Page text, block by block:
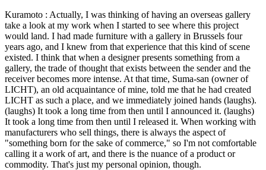
Kuramoto : Actually, I was thinking of having an overseas gallery
take a look at my work when I started to see where this project
would land. I had made furniture with a gallery in Brussels four
years ago, and I knew from that experience that this kind of scene
existed. I think that when a designer presents something from a
gallery, the trade of thought that exists between the sender and the
receiver becomes more intense. At that time, Suma-san (owner of
LICHT), an old acquaintance of mine, told me that he had created
LICHT as such a place, and we immediately joined hands (laughs).
(laughs) It took a long time from then until I announced it. (laughs)
It took a long time from then until I released it. When working with
manufacturers who sell things, there is always the aspect of
"something born for the sake of commerce," so I'm not comfortable
calling it a work of art, and there is the nuance of a product or
commodity. That's just my personal opinion, though.